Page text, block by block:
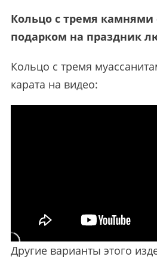
Кольцо с тремя
подарком на праздник
Кольцо с тремя
карата на видео:
Другие варианты этого